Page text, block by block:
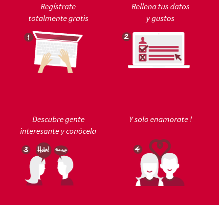
Regístrate
totalmente gratis
Rellena tus datos
y gustos
Descubre gente
interesante y conócela
Y solo enamorate !